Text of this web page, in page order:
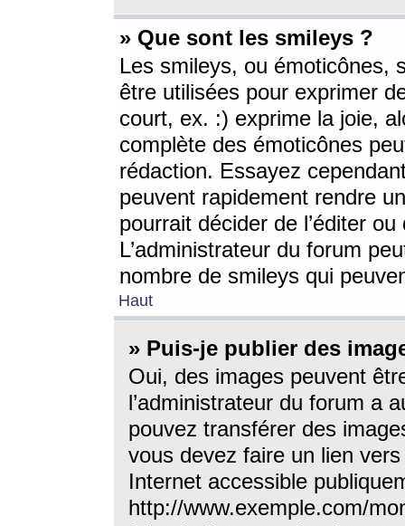
» Que sont les smileys ?
Les smileys, ou émoticônes,
être utilisées pour exprimer
court, ex. :) exprime la joie,
complète des émoticônes
rédaction. Essayez
peuvent rapidement rendre
pourrait décider de l’éditer
L’administrateur du forum
nombre de smileys qui
Haut
» Puis-je publier des
Oui, des images peuvent
l’administrateur du forum a
pouvez transférer des
vous devez faire un lien
Internet accessible
http://www.exemple.com/